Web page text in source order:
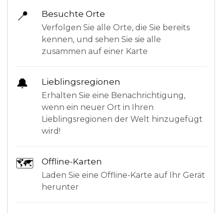
📍 Besuchte Orte
Verfolgen Sie alle Orte, die Sie bereits
kennen, und sehen Sie sie alle
zusammen auf einer Karte
🔔 Lieblingsregionen
Erhalten Sie eine Benachrichtigung,
wenn ein neuer Ort in Ihren
Lieblingsregionen der Welt hinzugefügt
wird!
🗺 Offline-Karten
Laden Sie eine Offline-Karte auf Ihr Gerät
herunter